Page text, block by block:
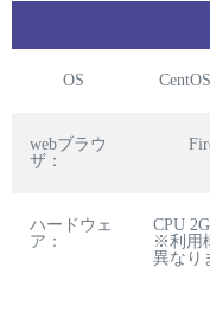
OS
webブラウ
ザ：
ハードウェ
ア：
CPU
※利用
異なり